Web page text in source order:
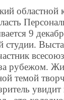
областной
9
студии.
рубежом.
темой